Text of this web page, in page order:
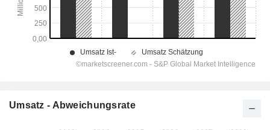
Umsatz - Abweichungsrate